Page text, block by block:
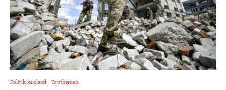
Politik Ausland Topthemen